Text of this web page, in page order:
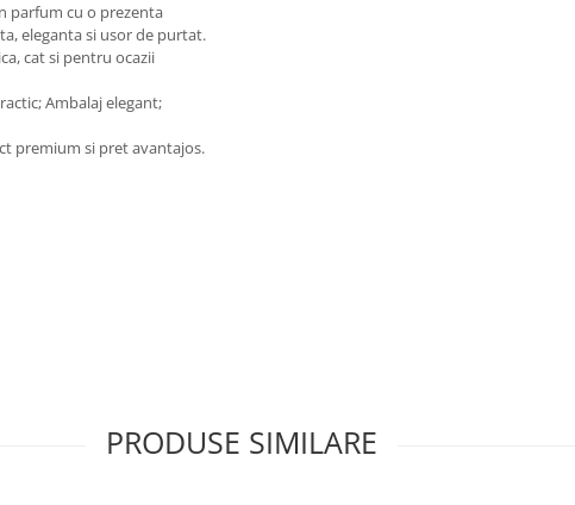
parfum cu o prezenta
eleganta si usor de purtat.
cat si pentru ocazii
Ambalaj elegant;
premium si pret avantajos.
PRODUSE SIMILARE